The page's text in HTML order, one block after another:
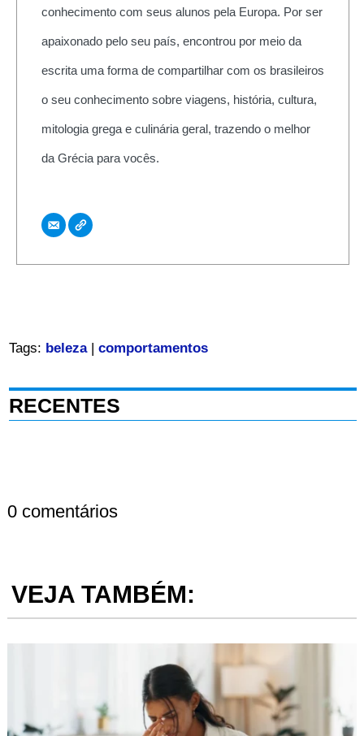
conhecimento com seus alunos pela Europa. Por ser
apaixonado pelo seu país, encontrou por meio da
escrita uma forma de compartilhar com os brasileiros
o seu conhecimento sobre viagens, história, cultura,
mitologia grega e culinária geral, trazendo o melhor
da Grécia para vocês.
Tags: beleza| comportamentos
RECENTES
0 comentários
VEJA TAMBÉM: